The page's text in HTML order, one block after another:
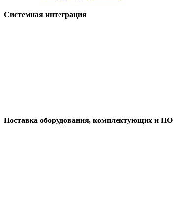
Системная интеграция
Поставка оборудования, комплектующих и ПО